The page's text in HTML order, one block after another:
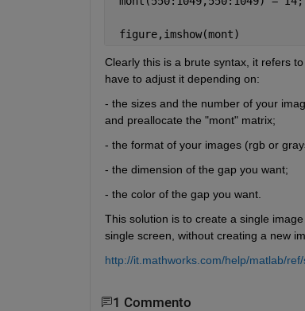
figure,imshow(mont)
Clearly this is a brute syntax, it refers
have to adjust it depending on:
- the sizes and the number of your
and preallocate the "mont" matrix;
- the format of your images (rgb or
- the dimension of the gap you want;
- the color of the gap you want.
This solution is to create a single
single screen, without creating a new
http://it.mathworks.com/help/matlab/
1 Commento